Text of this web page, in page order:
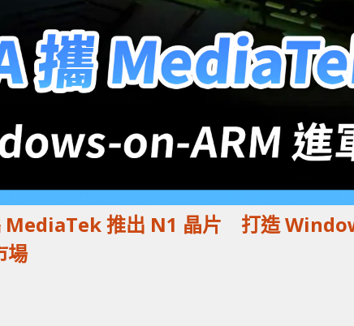
MediaTek 推出 N1 晶片 打造
場